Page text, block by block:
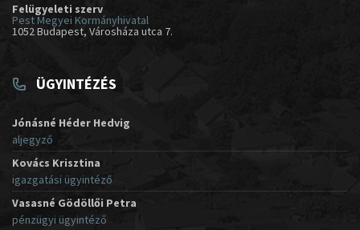
Felügyeleti szerv
Pest Megyei Kormányhivatal
1052 Budapest, Városháza utca 7.
ÜGYINTÉZÉS
Jónásné Héder Hedvig
aljegyző
Kovács Krisztina
igazgatási ügyintéző
Vasasné Gödöllői Petra
pénzügyi ügyintéző